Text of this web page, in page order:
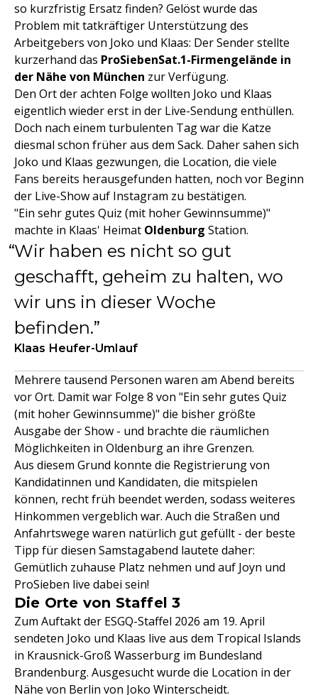
so kurzfristig Ersatz finden? Gelöst wurde das
Problem mit tatkräftiger Unterstützung des
Arbeitgebers von Joko und Klaas: Der Sender stellte
kurzerhand das ProSiebenSat.1-Firmengelände in
der Nähe von München zur Verfügung.
Den Ort der achten Folge wollten Joko und Klaas
eigentlich wieder erst in der Live-Sendung enthüllen.
Doch nach einem turbulenten Tag war die Katze
diesmal schon früher aus dem Sack. Daher sahen sich
Joko und Klaas gezwungen, die Location, die viele
Fans bereits herausgefunden hatten, noch vor Beginn
der Live-Show auf Instagram zu bestätigen.
"Ein sehr gutes Quiz (mit hoher Gewinnsumme)"
machte in Klaas' Heimat Oldenburg Station.
Wir haben es nicht so gut
geschafft, geheim zu halten, wo
wir uns in dieser Woche
befinden.
Klaas Heufer-Umlauf
Mehrere tausend Personen waren am Abend bereits
vor Ort. Damit war Folge 8 von "Ein sehr gutes Quiz
(mit hoher Gewinnsumme)" die bisher größte
Ausgabe der Show - und brachte die räumlichen
Möglichkeiten in Oldenburg an ihre Grenzen.
Aus diesem Grund konnte die Registrierung von
Kandidatinnen und Kandidaten, die mitspielen
können, recht früh beendet werden, sodass weiteres
Hinkommen vergeblich war. Auch die Straßen und
Anfahrtswege waren natürlich gut gefüllt - der beste
Tipp für diesen Samstagabend lautete daher:
Gemütlich zuhause Platz nehmen und auf Joyn und
ProSieben live dabei sein!
Die Orte von Staffel 3
Zum Auftakt der ESGQ-Staffel 2026 am 19. April
sendeten Joko und Klaas live aus dem Tropical Islands
in Krausnick-Groß Wasserburg im Bundesland
Brandenburg. Ausgesucht wurde die Location in der
Nähe von Berlin von Joko Winterscheidt.